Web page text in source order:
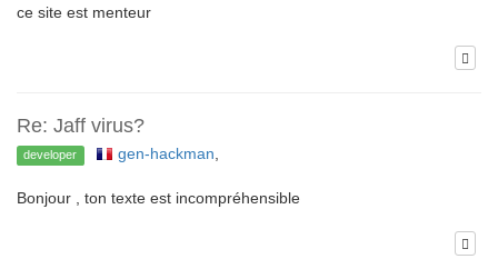
ce site est menteur
Re: Jaff virus?
developer gen-hackman
Bonjour , ton texte est incompréhensible